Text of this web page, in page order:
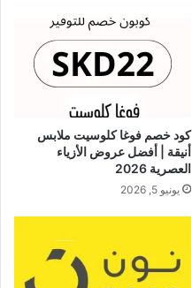
كود خصم فوغا كلوسيت ملابس
أنيقة | أفضل عروض الأزياء
العصرية 2026
يونيو 5, 2026